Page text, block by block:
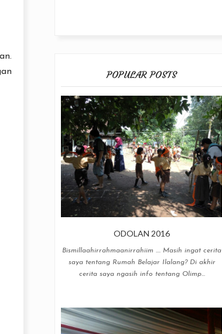
POPULAR POSTS
ODOLAN 2016
Bismillaahirrahmaanirrahiim .... Masih ingat cerita
saya tentang Rumah Belajar Ilalang? Di akhir
cerita saya ngasih info tentang Olimp...